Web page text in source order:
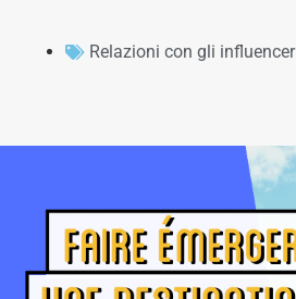
Relazioni con gli influencer